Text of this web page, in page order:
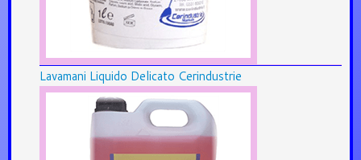
Lavamani Liquido Delicato Cerindustrie